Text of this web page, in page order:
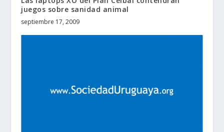
juegos sobre sanidad animal
septiembre 17, 2009